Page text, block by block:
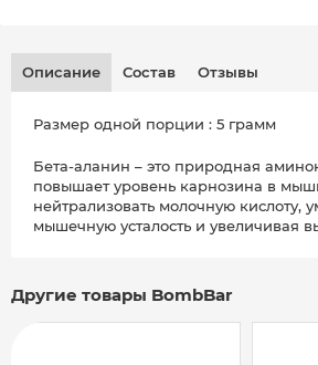
Описание Состав Отзывы
Размер одной порции : 5 грамм
Бета-аланин – это природная
повышает уровень карнозина в
нейтрализовать молочную кислоту,
мышечную усталость и увеличивая
Другие товары BombBar